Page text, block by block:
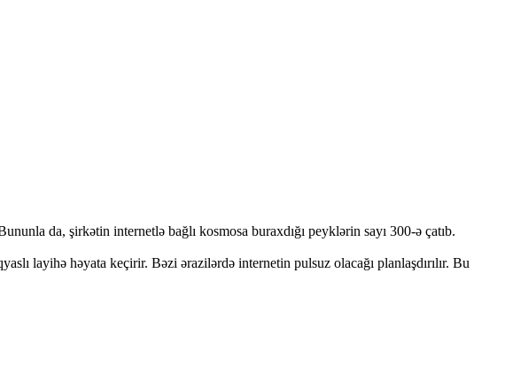
da, şirkətin internetlə bağlı kosmosa buraxdığı peyklərin sayı 300-ə çatıb.
layihə həyata keçirir. Bəzi ərazilərdə internetin pulsuz olacağı planlaşdırılır. Bu